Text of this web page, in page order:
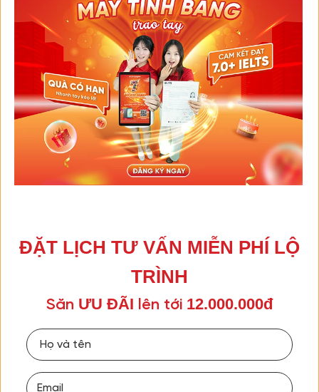
ĐẶT LỊCH TƯ VẤN MIỄN PHÍ LỘ
TRÌNH
Săn ƯU ĐÃI lên tới 12.000.000đ